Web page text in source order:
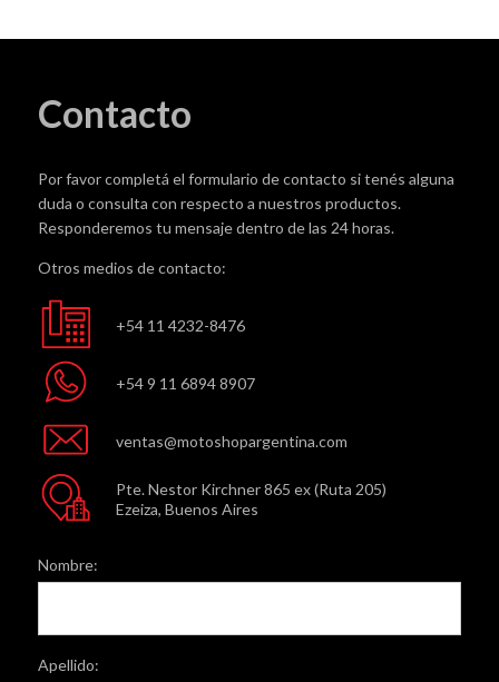
Contacto
Por favor completá el formulario de contacto si tenés alguna
duda o consulta con respecto a nuestros productos.
Responderemos tu mensaje dentro de las 24 horas.
Otros medios de contacto:
+54 11 4232-8476
+54 9 11 6894 8907
ventas@motoshopargentina.com
Pte. Nestor Kirchner 865 ex (Ruta 205)
Ezeiza, Buenos Aires
Nombre:
Apellido: